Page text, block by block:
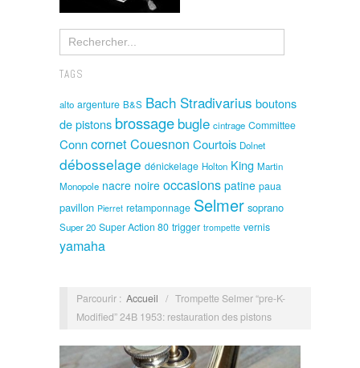
TAGS
alto argenture B&S Bach Stradivarius boutons
de pistons brossage bugle cintrage Committee
ConncornetCouesnon Courtois Dolnet
débosselage dénickelage Holton King Martin
Monopole nacre noire occasions patine paua
pavillon Pierret retamponnage Selmer soprano
Super 20 Super Action 80 trigger trompette vernis
yamaha
Parcourir : Accueil / Trompette Selmer “pre-K-
Modified” 24B 1953: restauration des pistons